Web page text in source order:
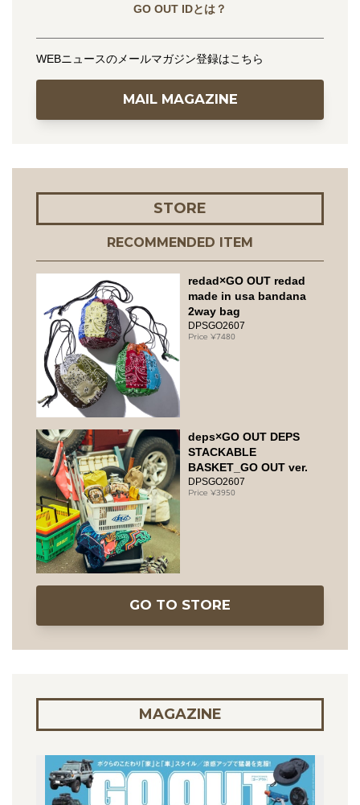
GO OUT IDとは？
WEBニュースのメールマガジン登録はこちら
MAIL MAGAZINE
STORE
RECOMMENDED ITEM
redad×GO OUT redad
made in usa bandana
2way bag
DPSGO2607
7480
deps×GO OUT DEPS
STACKABLE
BASKET_GO OUT ver.
DPSGO2607
3950
GO TO STORE
MAGAZINE